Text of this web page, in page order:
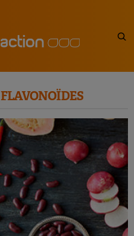
FLAVONOÏDES